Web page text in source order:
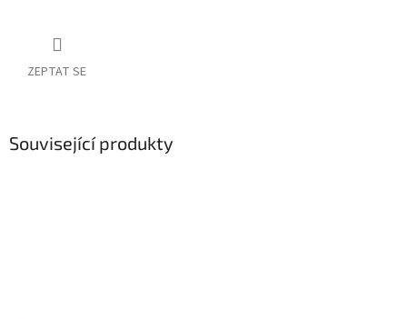
ZEPTAT SE
Související produkty